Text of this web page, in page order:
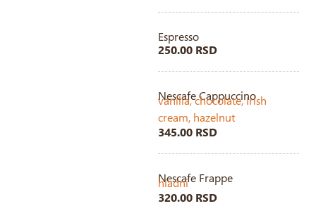
Espresso
250.00 RSD
Nescafe Cappuccino
vanilla, chocolate, Irish
cream, hazelnut
345.00 RSD
Nescafe Frappe
hladni
320.00 RSD